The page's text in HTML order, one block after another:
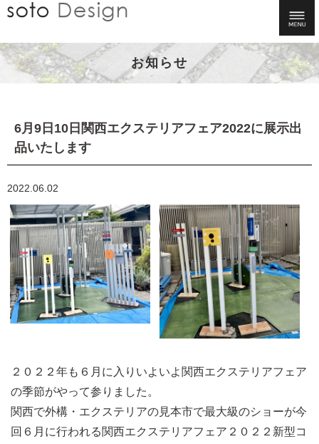
お知らせ
6月9日10日関西エクステリアフェア2022に展示出
品いたします
2022.06.02
２０２２年も６月に入りいよいよ関西エクステリアフェア
の季節がやって参りました。
関西で外構・エクステリアの見本市で最大級のショーが今
回６月に行われる関西エクステリアフェア２０２２新型コ